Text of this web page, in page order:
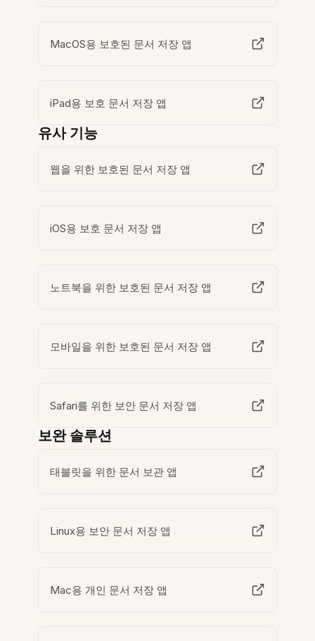
MacOS용 보호된 문서 저장 앱
iPad용 보호 문서 저장 앱
유사 기능
웹을 위한 보호된 문서 저장 앱
iOS용 보호 문서 저장 앱
노트북을 위한 보호된 문서 저장 앱
모바일을 위한 보호된 문서 저장 앱
Safari를 위한 보안 문서 저장 앱
보완 솔루션
태블릿을 위한 문서 보관 앱
Linux용 보안 문서 저장 앱
Mac용 개인 문서 저장 앱